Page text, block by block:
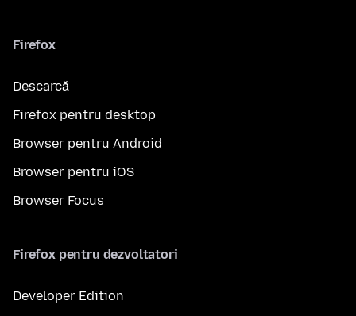
Firefox
Descarcă
Firefox pentru desktop
Browser pentru Android
Browser pentru iOS
Browser Focus
Firefox pentru dezvoltatori
Developer Edition